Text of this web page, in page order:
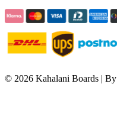
© 2026 Kahalani Boards | By